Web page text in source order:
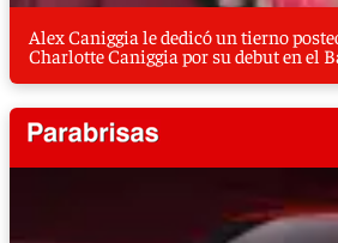
Alex Caniggia le dedicó un tierno
Charlotte Caniggia por su debut en el